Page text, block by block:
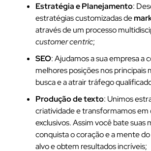
Estratégia e Planejamento:
estratégias customizadas de
através de um processo
customer centric;
SEO: Ajudamos a sua empresa a
melhores posições nos principais
busca e a atrair tráfego
Produção de texto: Unimos
criatividade e transformamos
exclusivos. Assim você bate suas
conquista o coração e a mente
alvo e obtem resultados incríveis;